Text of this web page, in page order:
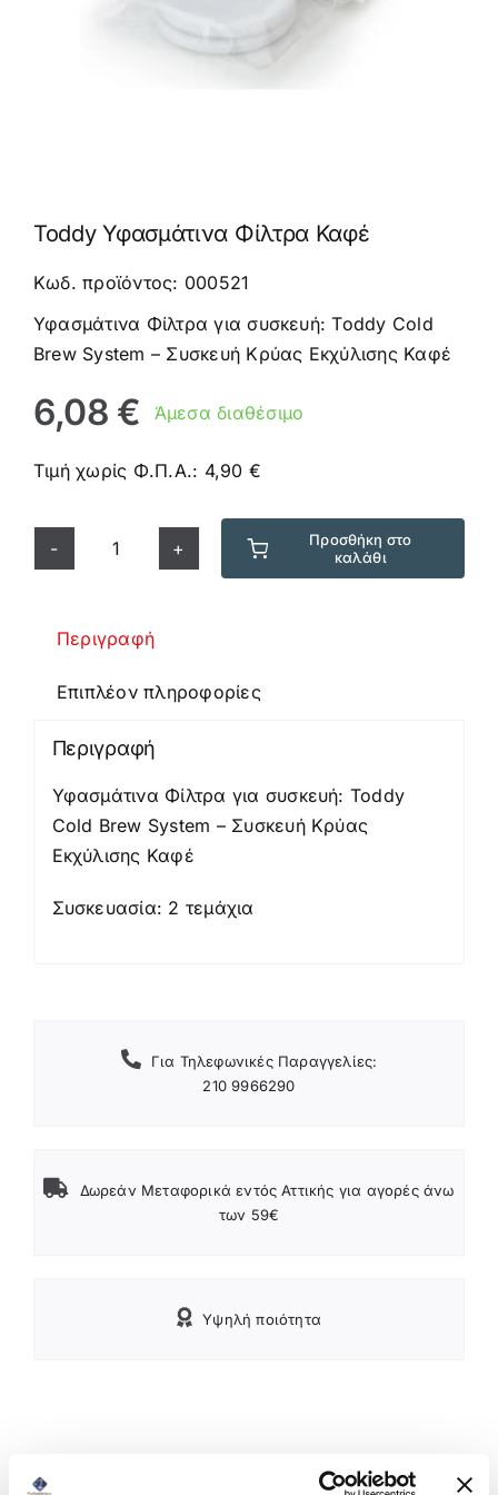
Toddy Υφασμάτινα Φίλτρα Καφέ
Κωδ. προϊόντος: 000521
Υφασμάτινα Φίλτρα για συσκευή: Toddy Cold
Brew System – Συσκευή Κρύας Εκχύλισης Καφέ
6,08 € Άμεσα διαθέσιμο
Τιμή χωρίς Φ.Π.Α.: 4,90 €
Toddy
Καφέ
ποσότητα
Προσθήκη στο
καλάθι
Περιγραφή
Επιπλέον πληροφορίες
Περιγραφή
Υφασμάτινα Φίλτρα για συσκευή: Toddy
Cold Brew System – Συσκευή Κρύας
Εκχύλισης Καφέ
Συσκευασία: 2 τεμάχια
Για Τηλεφωνικές Παραγγελίες:
210 9966290
Δωρεάν Μεταφορικά εντός Αττικής για αγορές άνω
των 59€
Υψηλή ποιότητα